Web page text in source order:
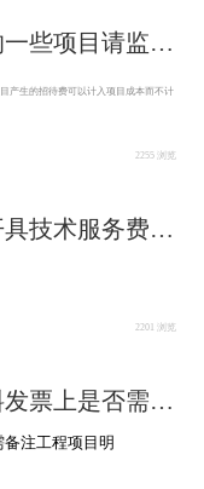
些项目请监理
待费吗？
产生的招待费可以计入项目成本而不计
2255 浏览
技术服务费发
2201 浏览
票上是否需备
注工程项目明